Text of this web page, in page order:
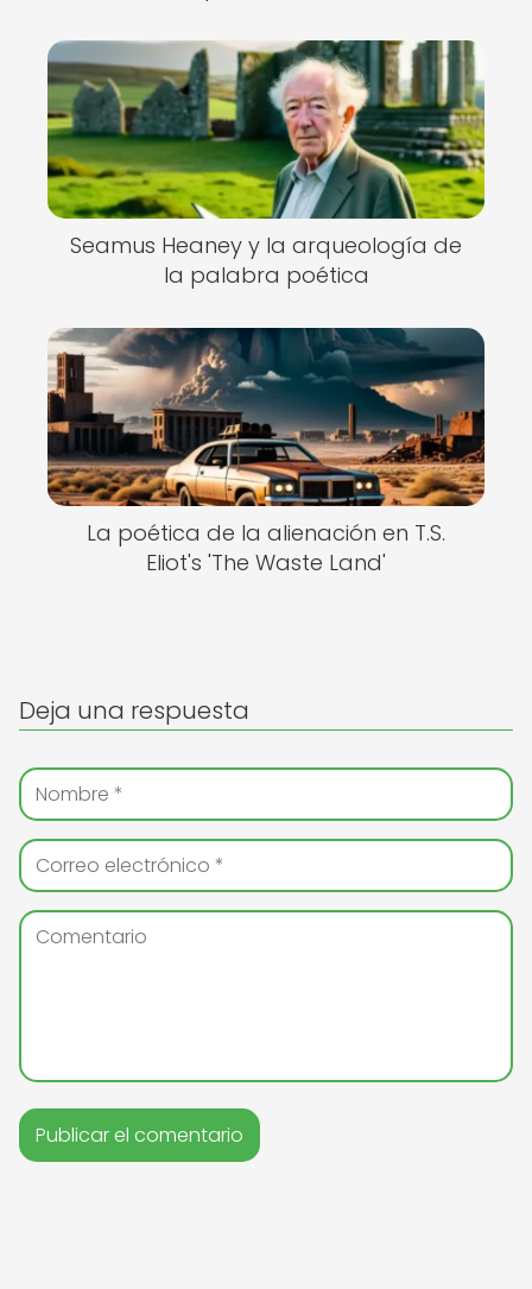
Seamus Heaney y la arqueología de
la palabra poética
La poética de la alienación en T.S.
Eliot's 'The Waste Land'
Deja una respuesta